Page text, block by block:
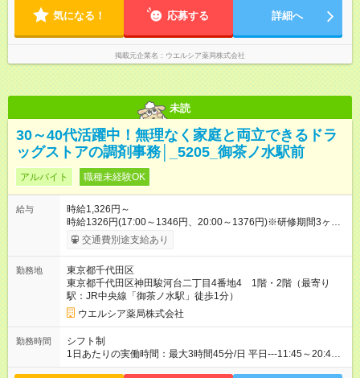
気になる！ 応募する 詳細へ
掲載元企業名 ウエルシア薬局株式会社
未読
30～40代活躍中！無理なく家庭と両立できるドラ
ッグストアの調剤事務│_5205_御茶ノ水駅前
アルバイト 職種未経験OK
給与
時給1,326円～
時給1326円(17:00～1346円、20:00～1376円)※研修期間3ヶ月
以降、社内試験による更新判定あり 社内試験合格後、時給＋50
～100円の昇給あり （大学生は＋20円） 試用期間あり：入社日
期間あり 試用期間の長さ：3ヶ月 雇用形態、給与は本採用時と
同じです。
交通費別途支給あり
勤務地
東京都千代田区
東京都千代田区神田駿河台二丁目4番地4 1階・2階（最寄り
駅：JR中央線「御茶ノ水駅」徒歩1分）
ウエルシア薬局株式会社
勤務時間
シフト制
1日あたりの実働時間：最大3時間45分/日 平日---11:45～20:45
土・日・祝---10:00～14:00 ☆1日3.75時間の勤務 ☆週3日の勤務